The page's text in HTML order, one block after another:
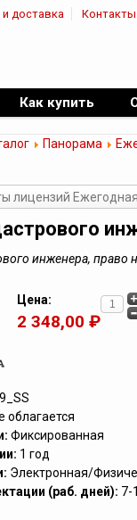
доставка Контакты
Как купить
Панорама
лицензий
инженера,
Цена:
2 348,00 ₽
облагается
Фиксированная
1 год
Электронная/
(раб. дней): 7-